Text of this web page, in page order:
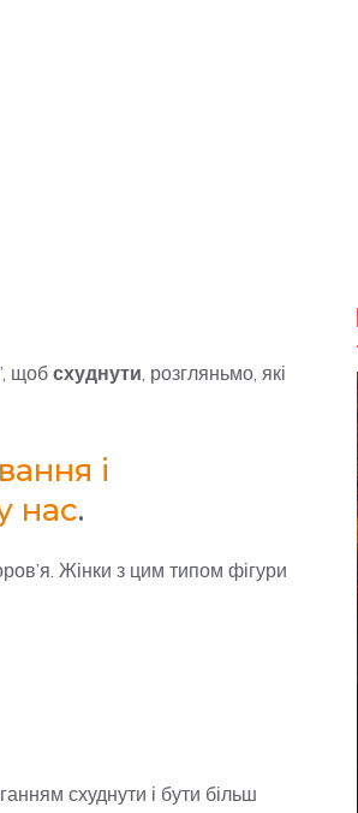
щоб схуднути, розгляньмо, які
і
нас.
Жінки з цим типом фігури
схуднути і бути більш